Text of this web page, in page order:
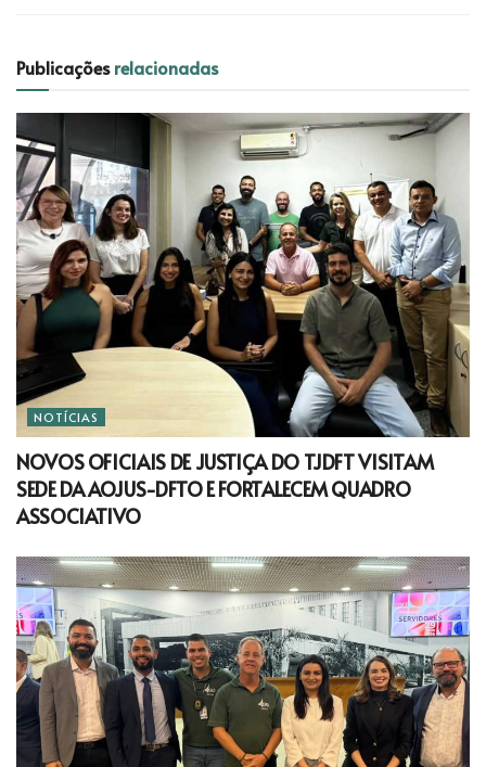
Publicaçõesrelacionadas
NOTÍCIAS
NOVOS OFICIAIS DE JUSTIÇA DO TJDFT VISITAM
SEDE DA AOJUS-DFTO E FORTALECEM QUADRO
ASSOCIATIVO